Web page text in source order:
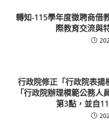
轉知-115學年度徵聘商借
際教育交流與
行政院修正「行政院表揚
「行政院辦理模範公務人
第3點，並自